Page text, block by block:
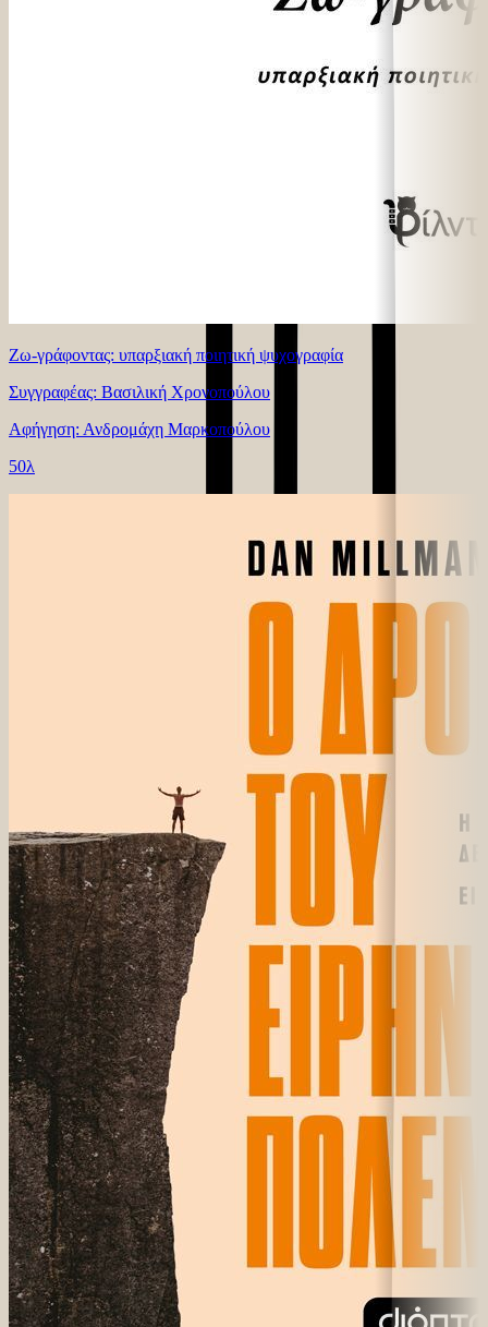
Ζω-γράφοντας: υπαρξιακή ποιητική ψυχογραφία
Συγγραφέας: Βασιλική Χρονοπούλου
Αφήγηση: Ανδρομάχη Μαρκοπούλου
50λ